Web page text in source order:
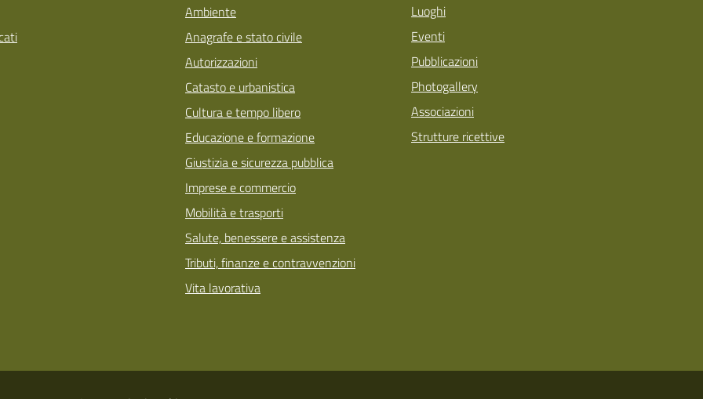
Ambiente
Anagrafe e stato civile
Autorizzazioni
Catasto e urbanistica
Cultura e tempo libero
Educazione e formazione
Giustizia e sicurezza pubblica
Imprese e commercio
Mobilità e trasporti
Salute, benessere e assistenza
Tributi, finanze e contravvenzioni
Vita lavorativa
Luoghi
Eventi
Pubblicazioni
Photogallery
Associazioni
Strutture ricettive